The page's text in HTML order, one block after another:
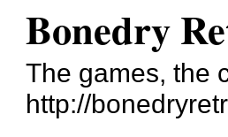
Bonedry
The games, the
http://